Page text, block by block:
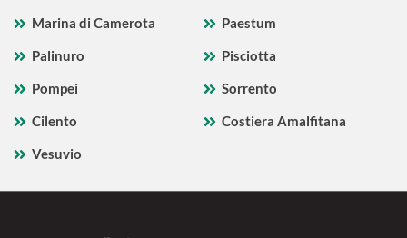
Marina di Camerota
Paestum
Palinuro
Pisciotta
Pompei
Sorrento
Cilento
Costiera Amalfitana
Vesuvio